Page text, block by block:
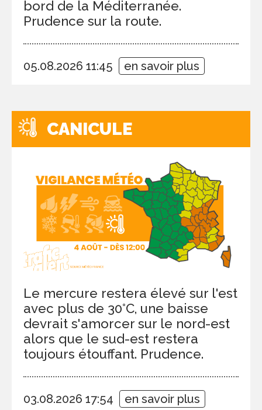
bord de la Méditerranée.
Prudence sur la route.
05.08.2026 11:45 en savoir plus
CANICULE
Le mercure restera élevé sur l'est
avec plus de 30°C, une baisse
devrait s'amorcer sur le nord-est
alors que le sud-est restera
toujours étouffant. Prudence.
03.08.2026 17:54 en savoir plus